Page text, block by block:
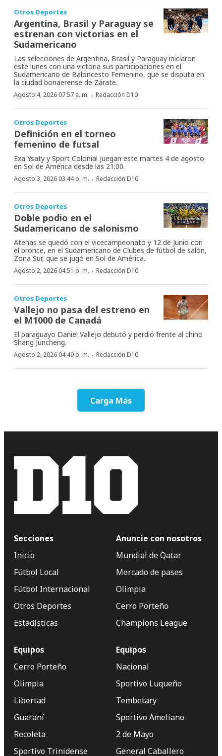
Otros Deportes
Argentina, Brasil y Paraguay se
estrenan con victorias en el
Sudamericano
Las selecciones de Argentina, Brasil y Paraguay iniciaron
este lunes con una victoria sus participaciones en el
Sudamericano de Baloncesto Femenino, que se disputa en
la ciudad bonaerense de Zárate.
Agosto 4, 2026 07:57 a. m. · Redacción D10
Otros Deportes
Definición en el torneo
femenino de futsal
Exa Ysaty y Sport Colonial juegan este martes 4 de agosto
en Sol de América desde las 21:00.
Agosto 3, 2026 03:44 p. m. · Redacción D10
Otros Deportes
Doble podio en el
Sudamericano de salonismo
Atenas se quedó con el vicecampeonato y 12 de Junio con
el bronce, en el Sudamericano de Clubes de fútbol de salón,
Zona Sur, que se jugó en Sol de América.
Agosto 2, 2026 04:51 p. m. · Redacción D10
Otros Deportes
Vallejo no pasa del estreno en
el M1000 de Canadá
El paraguayo Daniel Vallejo debutó y perdió frente al chino
Shang Juncheng.
Agosto 2, 2026 04:49 p. m. · Redacción D10
Carga Más
Secciones
Inicio
Fútbol Local
Fútbol Internacional
Otros Deportes
Estadísticas
Anuncie con nosotros
Mundial de Qatar
Mercado de pases
Olimpia
Cerro Porteño
Champions League
Equipos
Cerro Porteño
Olimpia
Libertad
Guaraní
Recoleta
Sportivo Trinidense
Equipos
Nacional
Sportivo Luqueño
Tembetary
Sportivo Ameliano
2 de Mayo
General Caballero